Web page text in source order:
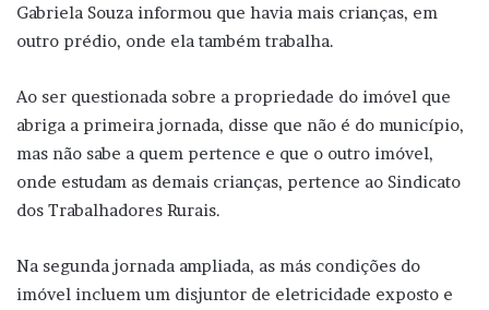
Gabriela Souza informou que havia mais crianças, em
outro prédio, onde ela também trabalha.
Ao ser questionada sobre a propriedade do imóvel que
abriga a primeira jornada, disse que não é do município,
mas não sabe a quem pertence e que o outro imóvel,
onde estudam as demais crianças, pertence ao Sindicato
dos Trabalhadores Rurais.
Na segunda jornada ampliada, as más condições do
imóvel incluem um disjuntor de eletricidade exposto e